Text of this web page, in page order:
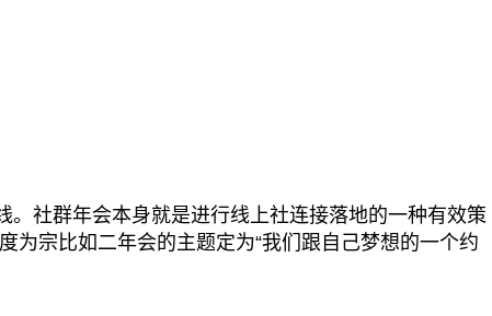
社群年会本身就是进行线上社连接落地的一种有效策
为宗比如二年会的主题定为“我们跟自己梦想的一个约